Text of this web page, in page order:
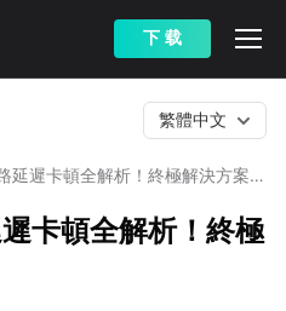
下 载
延遲卡頓全解析！終極解決方案大
繁體中文
卡頓全解析！終極